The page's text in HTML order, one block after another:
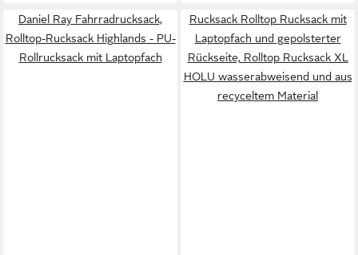
Daniel Ray Fahrradrucksack,
Rolltop-Rucksack Highlands - PU-
Rollrucksack mit Laptopfach
Rucksack Rolltop Rucksack mit
Laptopfach und gepolsterter
Rückseite, Rolltop Rucksack XL
HOLU wasserabweisend und aus
recyceltem Material